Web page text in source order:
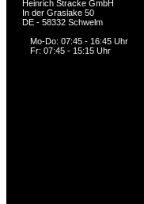
Heinrich Stracke GmbH
In der Graslake 50
DE - 58332 Schwelm
Mo-Do: 07:45 - 16:45 Uhr
Fr: 07:45 - 15:15 Uhr